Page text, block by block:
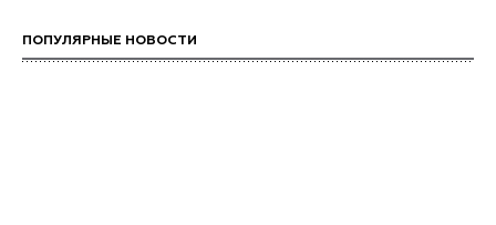
ПОПУЛЯРНЫЕ НОВОСТИ